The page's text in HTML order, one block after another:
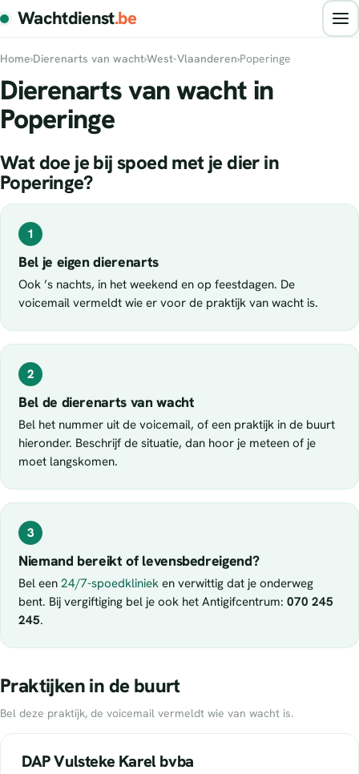
Wachtdienst.be
Home›Dierenarts van wacht›West-Vlaanderen›Poperinge
Dierenarts van wacht in
Poperinge
Wat doe je bij spoed met je dier in
Poperinge?
1
Bel je eigen dierenarts
Ook ’s nachts, in het weekend en op feestdagen. De
voicemail vermeldt wie er voor de praktijk van wacht is.
2
Bel de dierenarts van wacht
Bel het nummer uit de voicemail, of een praktijk in de buurt
hieronder. Beschrijf de situatie, dan hoor je meteen of je
moet langskomen.
3
Niemand bereikt of levensbedreigend?
Bel een 24/7-spoedkliniek en verwittig dat je onderweg
bent. Bij vergiftiging bel je ook het Antigifcentrum: 070 245
245.
Praktijken in de buurt
Bel deze praktijk, de voicemail vermeldt wie van wacht is.
DAP Vulsteke Karel bvba